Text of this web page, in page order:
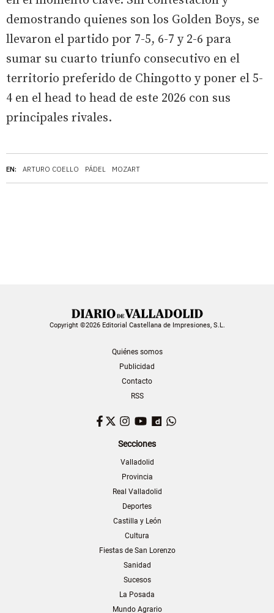
EN: ARTURO COELLO PÁDEL MOZART
demostrando quienes son los Golden Boys, se
llevaron el partido por 7-5, 6-7 y 2-6 para
sumar su cuarto triunfo consecutivo en el
territorio preferido de Chingotto y poner el 5-
4 en el head to head de este 2026 con sus
principales rivales.
Copyright ©2026 Editorial Castellana de Impresiones, S.L.
Quiénes somos
Publicidad
Contacto
RSS
Facebook
TwitterInstagram
YouTubeDailymotion
Secciones
Valladolid
Provincia
Real Valladolid
Deportes
Castilla y León
Cultura
Fiestas de San Lorenzo
Sanidad
Sucesos
La Posada
Mundo Agrario